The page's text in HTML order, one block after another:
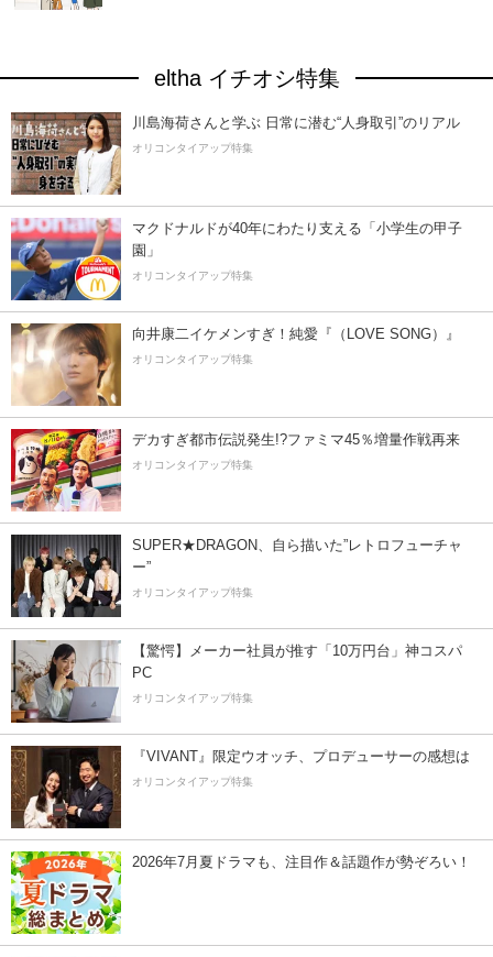
eltha イチオシ特集
川島海荷さんと学ぶ 日常に潜む“人身取引”のリアル
オリコンタイアップ特集
マクドナルドが40年にわたり支える「小学生の甲子
園」
オリコンタイアップ特集
向井康二イケメンすぎ！純愛『（LOVE SONG）』
オリコンタイアップ特集
デカすぎ都市伝説発生!?ファミマ45％増量作戦再来
オリコンタイアップ特集
SUPER★DRAGON、自ら描いた”レトロフューチャ
ー”
オリコンタイアップ特集
【驚愕】メーカー社員が推す「10万円台」神コスパ
PC
オリコンタイアップ特集
『VIVANT』限定ウオッチ、プロデューサーの感想は
オリコンタイアップ特集
2026年7月夏ドラマも、注目作＆話題作が勢ぞろい！